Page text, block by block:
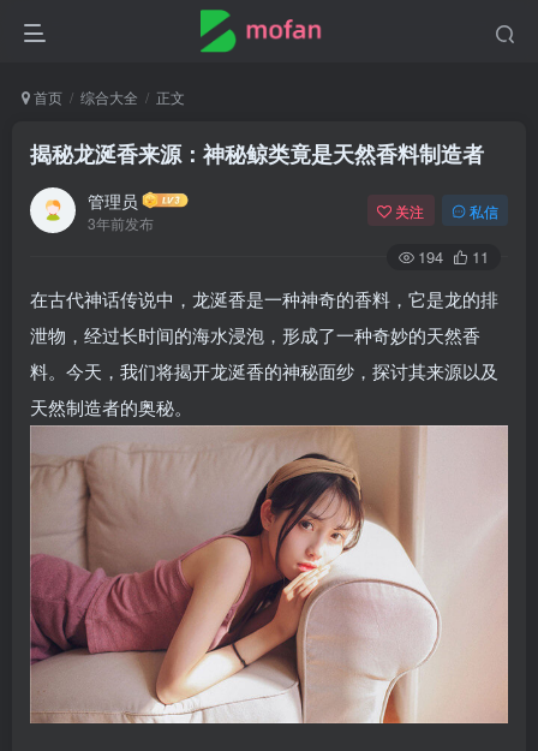
首页 综合大全 正文
揭秘龙涎香来源：神秘鲸类竟是天然香料制造者
管理员
3年前发布
关注 私信
194 11
在古代神话传说中，龙涎香是一种神奇的香料，它是龙的排
泄物，经过长时间的海水浸泡，形成了一种奇妙的天然香
料。今天，我们将揭开龙涎香的神秘面纱，探讨其来源以及
天然制造者的奥秘。